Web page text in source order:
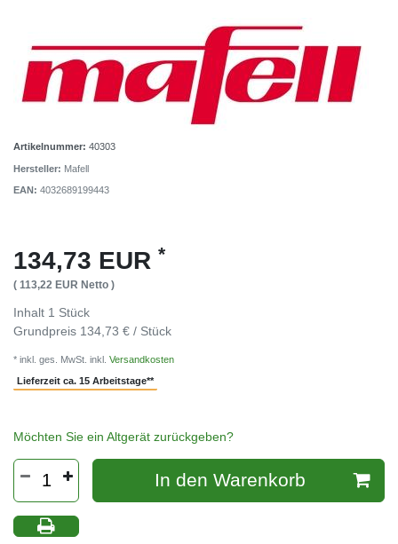
Artikelnummer: 40303
Hersteller: Mafell
EAN: 4032689199443
134,73 EUR *
( 113,22 EUR Netto )
Inhalt 1 Stück
Grundpreis 134,73 € / Stück
* inkl. ges. MwSt. inkl. Versandkosten
Lieferzeit ca. 15 Arbeitstage**
Möchten Sie ein Altgerät zurückgeben?
In den Warenkorb